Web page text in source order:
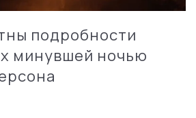
подробности
минувшей ночью